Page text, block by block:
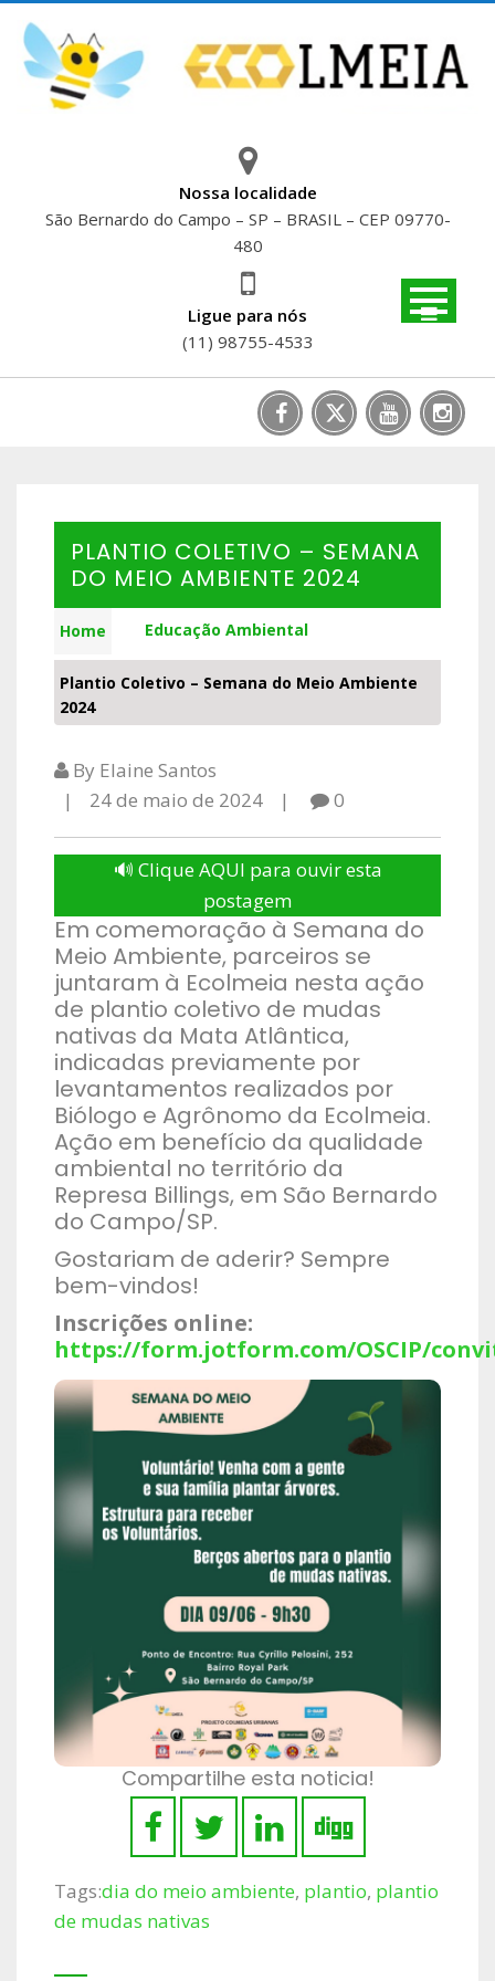
content
Nossa localidade
São Bernardo do Campo – SP – BRASIL – CEP 09770-
480
Ligue para nós
(11) 98755-4533
PLANTIO COLETIVO – SEMANA
DO MEIO AMBIENTE 2024
Home Educação Ambiental
Plantio Coletivo – Semana do Meio Ambiente
2024
By Elaine Santos
24 de maio de 2024
0
🔊 Clique AQUI para ouvir esta
postagem
Em comemoração à Semana do
Meio Ambiente, parceiros se
juntaram à Ecolmeia nesta ação
de plantio coletivo de mudas
nativas da Mata Atlântica,
indicadas previamente por
levantamentos realizados por
Biólogo e Agrônomo da Ecolmeia.
Ação em benefício da qualidade
ambiental no território da
Represa Billings, em São Bernardo
do Campo/SP.
Gostariam de aderir? Sempre
bem-vindos!
Inscrições online:
https://form.jotform.com/OSCIP/
Compartilhe esta noticia!
Tags:dia do meio ambiente, plantio, plantio
de mudas nativas